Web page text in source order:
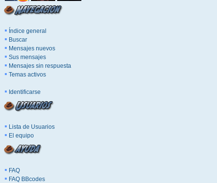
Índice general
Buscar
Mensajes nuevos
Sus mensajes
Mensajes sin respuesta
Temas activos
Identificarse
Lista de Usuarios
El equipo
FAQ
FAQ BBcodes